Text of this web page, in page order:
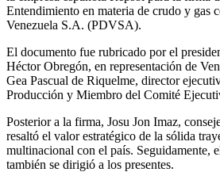
Entendimiento en materia de crudo y gas
Venezuela S.A. (PDVSA).
El documento fue rubricado por el
Héctor Obregón, en representación de
Gea Pascual de Riquelme, director
Producción y Miembro del Comité
Posterior a la firma, Josu Jon Imaz,
resaltó el valor estratégico de la sólida
multinacional con el país. Seguidamente,
también se dirigió a los presentes.